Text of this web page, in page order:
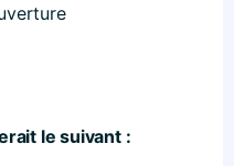
le suivant :